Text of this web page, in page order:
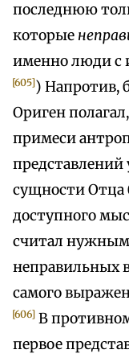
последнюю
которые
именно люди с
[605]) Напротив,
Ориген
примеси
сущности Отца
доступного
считал нужным
неправильных
самого
[606] В
первое